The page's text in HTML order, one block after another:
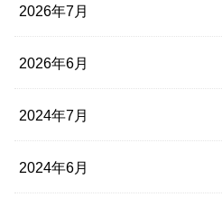
2026年7月
2026年6月
2024年7月
2024年6月